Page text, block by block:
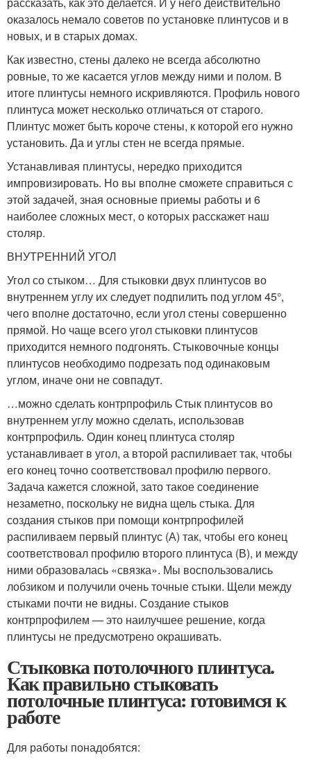
оказалось немало советов по установке плинтусов и в
новых, и в старых домах.
Как известно, стены далеко не всегда абсолютно
ровные, то же касается углов между ними и полом. В
итоге плинтусы немного искривляются. Профиль нового
плинтуса может несколько отличаться от старого.
Плинтус может быть короче стены, к которой его нужно
установить. Да и углы стен не всегда прямые.
Устанавливая плинтусы, нередко приходится
импровизировать. Но вы вполне сможете справиться с
этой задачей, зная основные приемы работы и 6
наиболее сложных мест, о которых расскажет наш
столяр.
ВНУТРЕННИЙ УГОЛ
Угол со стыком… Для стыковки двух плинтусов во
внутреннем углу их следует подпилить под углом 45°,
чего вполне достаточно, если угол стены совершенно
прямой. Но чаще всего угол стыковки плинтусов
приходится немного подгонять. Стыковочные концы
плинтусов необходимо подрезать под одинаковым
углом, иначе они не совпадут.
…можно сделать контрпрофиль Стык плинтусов во
внутреннем углу можно сделать, использовав
контрпрофиль. Один конец плинтуса столяр
устанавливает в угол, а второй распиливает так, чтобы
его конец точно соответствовал профилю первого.
Задача кажется сложной, зато такое соединение
незаметно, поскольку не видна щель стыка. Для
создания стыков при помощи контрпрофилей
распиливаем первый плинтус (А) так, чтобы его конец
соответствовал профилю второго плинтуса (В), и между
ними образовалась «связка». Мы воспользовались
лобзиком и получили очень точные стыки. Щели между
стыками почти не видны. Создание стыков
контрпрофилем — это наилучшее решение, когда
плинтусы не предусмотрено окрашивать.
Стыковка потолочного плинтуса.
Как правильно стыковать
потолочные плинтуса: готовимся к
работе
Для работы понадобятся: